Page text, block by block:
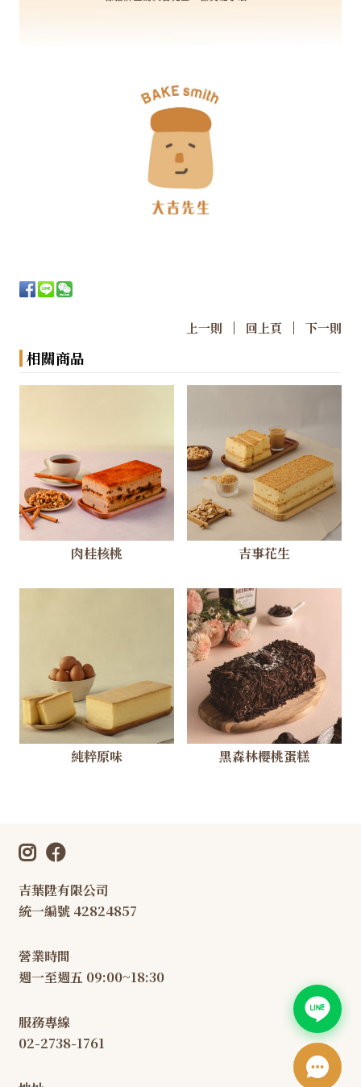
上一則 | 回上頁 |下一則
相關商品
肉桂核桃 吉事花生
純粹原味 黑森林櫻桃蛋糕
吉葉陞有限公司
統一編號 42824857
營業時間
週一至週五 09:00~18:30
服務專線
02-2738-1761